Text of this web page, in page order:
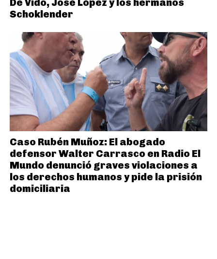
De Vido, José López y los hermanos
Schoklender
Caso Rubén Muñoz: El abogado
defensor Walter Carrasco en Radio El
Mundo denunció graves violaciones a
los derechos humanos y pide la prisión
domiciliaria